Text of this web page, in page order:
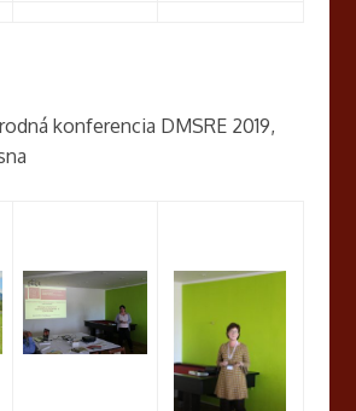
konferencia DMSRE 2019,